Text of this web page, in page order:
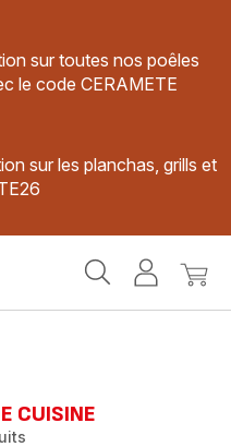
sur toutes nos poêles
le code CERAMETE
sur les planchas, grills et
MonMon
CUISINE